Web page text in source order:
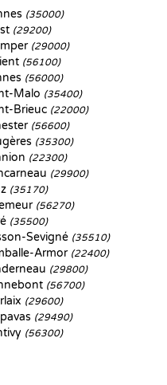
(35000)
(29200)
(29000)
(56100)
(56000)
Malo (35400)
Brieuc (22000)
(56600)
(35300)
(22300)
(29900)
(35170)
(56270)
(35500)
Sevigné (35510)
Armor (22400)
(29800)
(56700)
(29600)
(29490)
(56300)